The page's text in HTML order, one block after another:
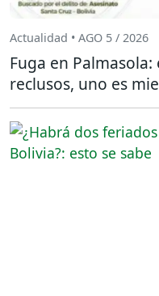
Actualidad • AGO 5 / 2026
Fuga en
reclusos, uno es